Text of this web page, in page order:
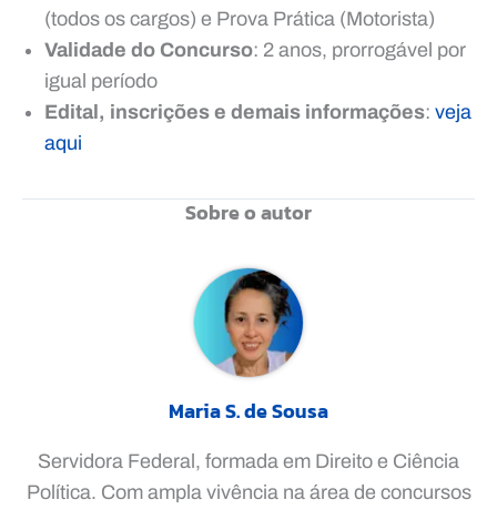
(todos os cargos) e Prova Prática (Motorista)
Validade do Concurso: 2 anos, prorrogável por
igual período
Edital, inscrições e demais informações: veja
aqui
Sobre o autor
Maria S. de Sousa
Servidora Federal, formada em Direito e Ciência
Política. Com ampla vivência na área de concursos